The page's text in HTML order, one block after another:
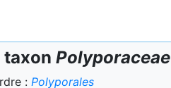
taxon Polyporaceae
: Polyporales